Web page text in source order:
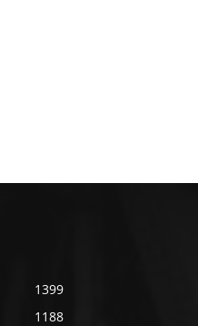
1399
1188